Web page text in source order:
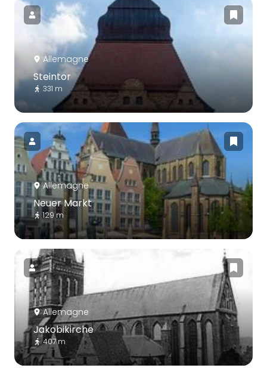
Allemagne
Steintor
331 m
Allemagne
Neuer Markt
129 m
Allemagne
Jakobikirche
407 m